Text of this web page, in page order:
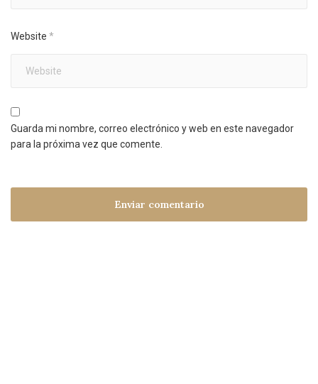
Website *
Guarda mi nombre, correo electrónico y web en este navegador
para la próxima vez que comente.